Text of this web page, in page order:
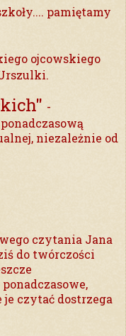
pamiętamy
ojcowskiego
-
niezależnie od
czytania Jana
do twórczości
czytać dostrzega